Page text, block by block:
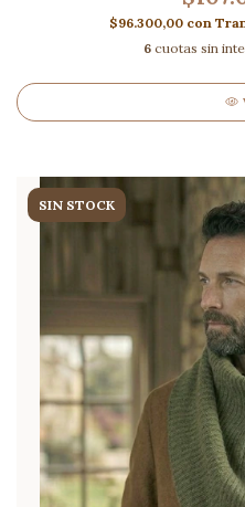
$96.300,00 con
6 cuotas sin
SIN STOCK